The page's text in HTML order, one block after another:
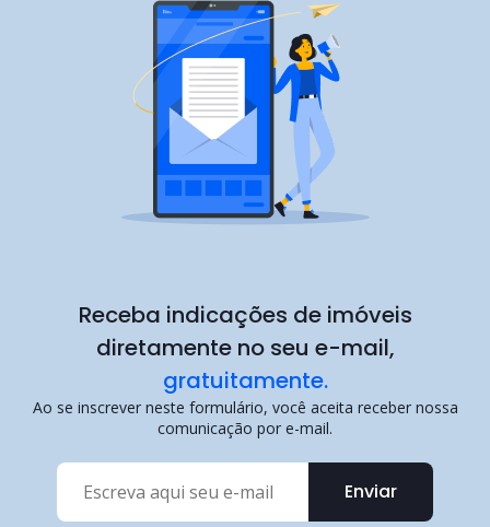
Receba indicações de imóveis
diretamente no seu e-mail,
gratuitamente.
Enviar
Ao se inscrever neste formulário, você aceita receber nossa
comunicação por e-mail.